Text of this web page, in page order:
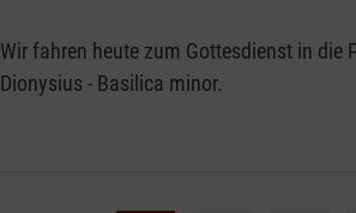
Wir fahren heute zum Gottesdienst in die
Dionysius - Basilica minor.